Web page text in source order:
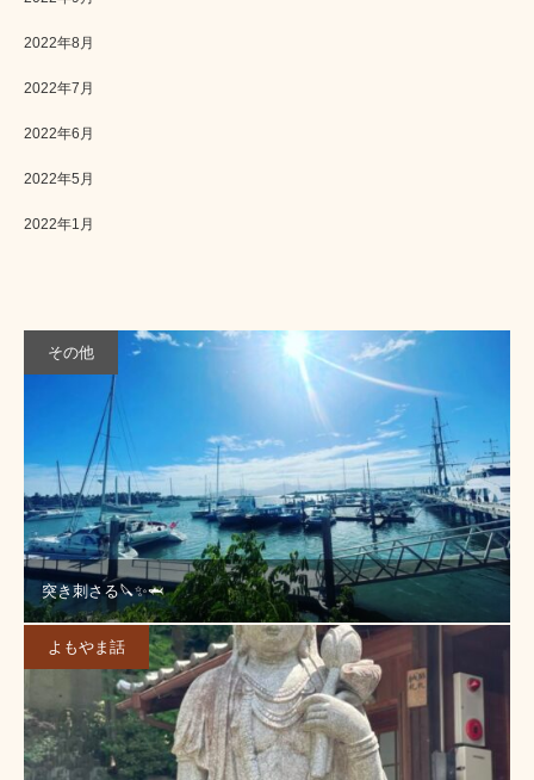
2022年8月
2022年7月
2022年6月
2022年5月
2022年1月
その他
突き刺さる🔪✨🦈
よもやま話